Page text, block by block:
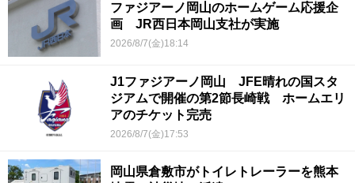
ファジアーノ岡山のホームゲーム応援企
画 JR西日本岡山支社が実施
2026/8/7(金)18:14
J1ファジアーノ岡山 JFE晴れの国スタ
ジアムで開催の第2節長崎戦 ホームエリ
アのチケット完売
2026/8/7(金)17:53
岡山県倉敷市がトイレトレーラーを熊本